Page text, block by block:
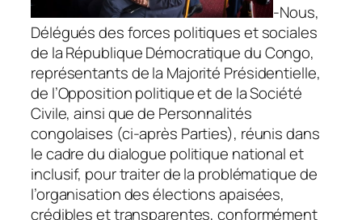
-Nous,
Délégués des forces politiques et sociales
de la République Démocratique du Congo,
représentants de la Majorité Présidentielle,
de l’Opposition politique et de la Société
Civile, ainsi que de Personnalités
congolaises (ci-après Parties), réunis dans
le cadre du dialogue politique national et
inclusif, pour traiter de la problématique de
l’organisation des élections apaisées,
crédibles et transparentes, conformément